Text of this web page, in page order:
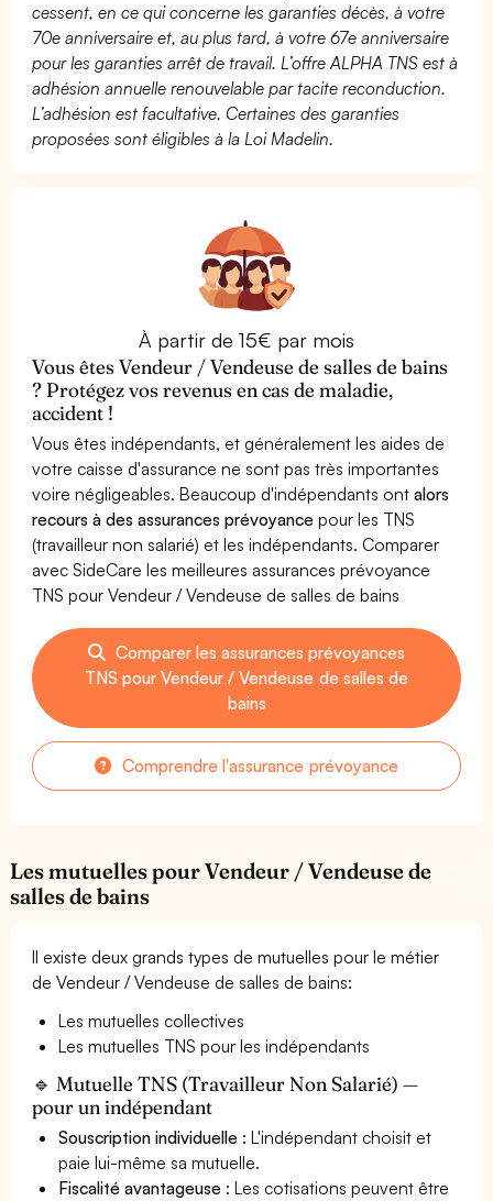
cessent, en ce qui concerne les garanties décès, à votre
70e anniversaire et, au plus tard, à votre 67e anniversaire
pour les garanties arrêt de travail. L’offre ALPHA TNS est à
adhésion annuelle renouvelable par tacite reconduction.
L’adhésion est facultative. Certaines des garanties
proposées sont éligibles à la Loi Madelin.
À partir de 15€ par mois
Vous êtes Vendeur / Vendeuse de salles de bains
? Protégez vos revenus en cas de maladie,
accident !
Vous êtes indépendants, et généralement les aides de
votre caisse d'assurance ne sont pas très importantes
voire négligeables. Beaucoup d'indépendants ontalors
recours à des assurances prévoyance pour les TNS
(travailleur non salarié) et les indépendants. Comparer
avec SideCare les meilleures assurances prévoyance
TNS pour Vendeur / Vendeuse de salles de bains
Comparer les assurances prévoyances
TNS pour Vendeur / Vendeuse de salles de
bains
Comprendre l'assurance prévoyance
Les mutuelles pour Vendeur / Vendeuse de
salles de bains
Il existe deux grands types de mutuelles pour le métier
de Vendeur / Vendeuse de salles de bains:
Les mutuelles collectives
Les mutuelles TNS pour les indépendants
🔹 Mutuelle TNS (Travailleur Non Salarié) —
pour un indépendant
Souscription individuelle : L'indépendant choisit et
paie lui-même sa mutuelle.
Fiscalité avantageuse : Les cotisations peuvent être